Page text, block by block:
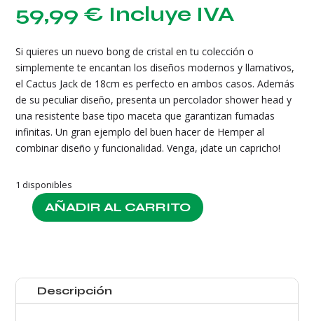
59,99 € Incluye IVA
Si quieres un nuevo bong de cristal en tu colección o
simplemente te encantan los diseños modernos y llamativos,
el Cactus Jack de 18cm es perfecto en ambos casos. Además
de su peculiar diseño, presenta un percolador shower head y
una resistente base tipo maceta que garantizan fumadas
infinitas. Un gran ejemplo del buen hacer de Hemper al
combinar diseño y funcionalidad. Venga, ¡date un capricho!
1 disponibles
HemperAÑADIR AL CARRITO
Descripción